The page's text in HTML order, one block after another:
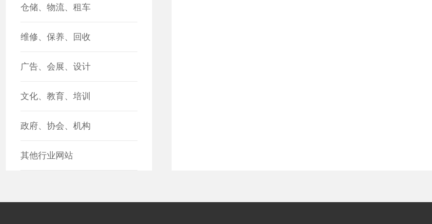
仓储、物流、租车
维修、保养、回收
广告、会展、设计
文化、教育、培训
政府、协会、机构
其他行业网站